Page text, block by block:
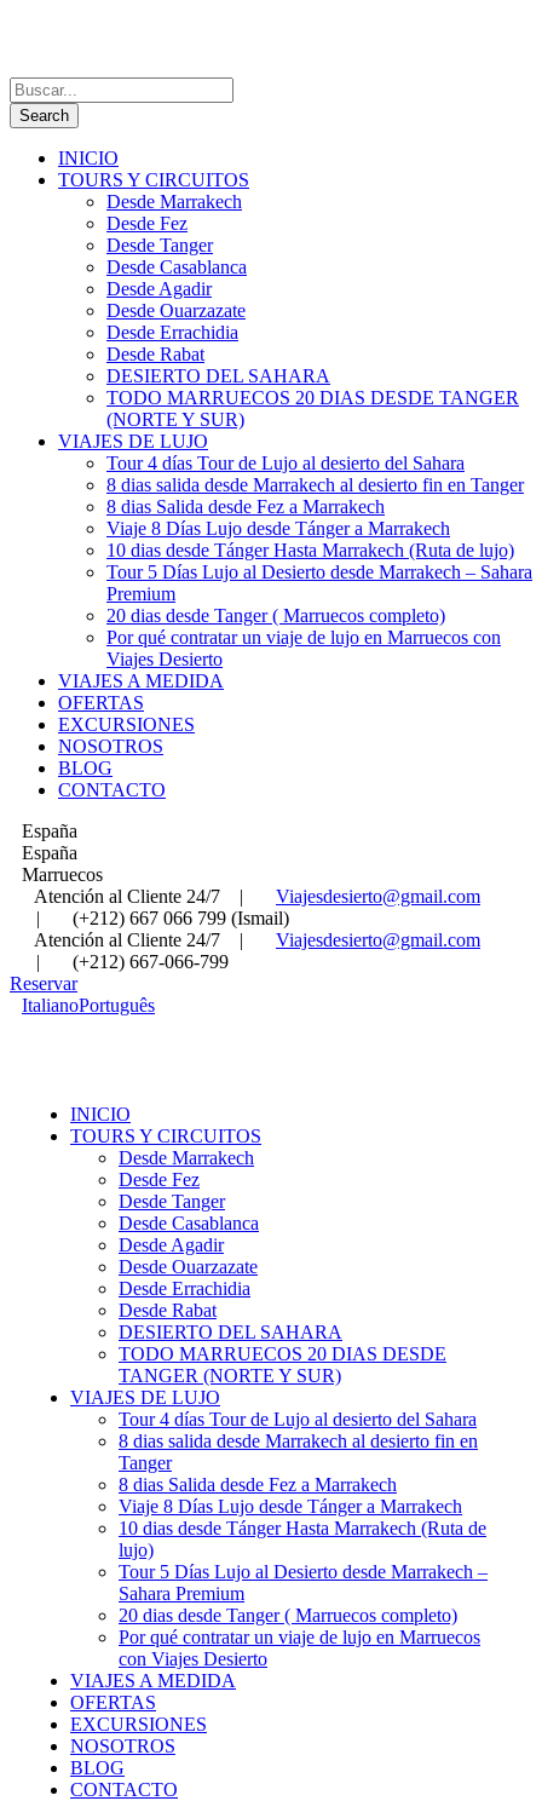
INICIO
TOURS Y CIRCUITOS
Desde Marrakech
Desde Fez
Desde Tanger
Desde Casablanca
Desde Agadir
Desde Ouarzazate
Desde Errachidia
Desde Rabat
DESIERTO DEL SAHARA
TODO MARRUECOS 20 DIAS DESDE TANGER
(NORTE Y SUR)
VIAJES DE LUJO
Tour 4 días Tour de Lujo al desierto del Sahara
8 dias salida desde Marrakech al desierto fin en Tanger
8 dias Salida desde Fez a Marrakech
Viaje 8 Días Lujo desde Tánger a Marrakech
10 dias desde Tánger Hasta Marrakech (Ruta de lujo)
Tour 5 Días Lujo al Desierto desde Marrakech – Sahara
Premium
20 dias desde Tanger ( Marruecos completo)
Por qué contratar un viaje de lujo en Marruecos con
Viajes Desierto
VIAJES A MEDIDA
OFERTAS
EXCURSIONES
NOSOTROS
BLOG
CONTACTO
España
España
Marruecos
Atención al Cliente 24/7
|
Viajesdesierto@gmail.com
|
(+212) 667 066 799 (Ismail)
Atención al Cliente 24/7
|
Viajesdesierto@gmail.com
|
(+212) 667-066-799
Reservar
ItalianoPortuguês
INICIO
TOURS Y CIRCUITOS
Desde Marrakech
Desde Fez
Desde Tanger
Desde Casablanca
Desde Agadir
Desde Ouarzazate
Desde Errachidia
Desde Rabat
DESIERTO DEL SAHARA
TODO MARRUECOS 20 DIAS DESDE
TANGER (NORTE Y SUR)
VIAJES DE LUJO
Tour 4 días Tour de Lujo al desierto del Sahara
8 dias salida desde Marrakech al desierto fin en
Tanger
8 dias Salida desde Fez a Marrakech
Viaje 8 Días Lujo desde Tánger a Marrakech
10 dias desde Tánger Hasta Marrakech (Ruta de
lujo)
Tour 5 Días Lujo al Desierto desde Marrakech –
Sahara Premium
20 dias desde Tanger ( Marruecos completo)
Por qué contratar un viaje de lujo en Marruecos
con Viajes Desierto
VIAJES A MEDIDA
OFERTAS
EXCURSIONES
NOSOTROS
BLOG
CONTACTO